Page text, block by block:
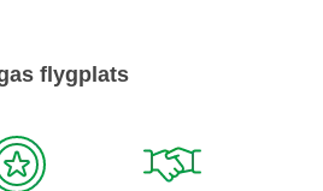
flygplats